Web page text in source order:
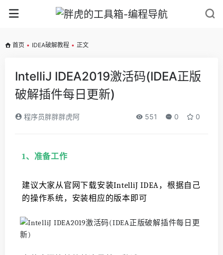
首页 • IDEA破解教程 • 正文
IntelliJ IDEA2019激活码(IDEA正版
破解插件每日更新)
程序员胖胖胖虎阿 551 0 0
1、准备工作
建议大家从官网下载安装IntelliJ IDEA，根据自己
的操作系统，安装相应的版本即可